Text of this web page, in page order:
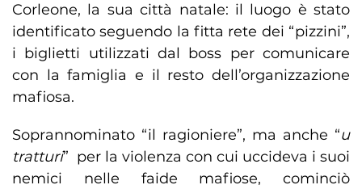
Corleone, la sua città natale: il luogo è stato
identificato seguendo la fitta rete dei “pizzini”,
i biglietti utilizzati dal boss per comunicare
con la famiglia e il resto dell’organizzazione
mafiosa.
Soprannominato “il ragioniere”, ma anche “u
tratturi” per la violenza con cui uccideva i suoi
nemici nelle faide mafiose, cominciò